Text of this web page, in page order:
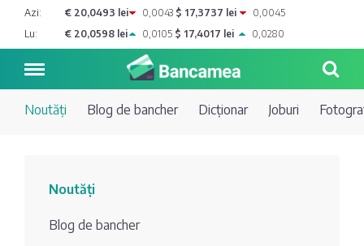
Azi: € 20,0493 lei 0,0043 $ 17,3737 lei
0,0045
Lu:
€ 20,0598 lei 0,0105 $ 17,4017 lei 0,0280
bancher
Noutăți Blog de bancher Dicționar Joburi
Noutăți
Blog de bancher